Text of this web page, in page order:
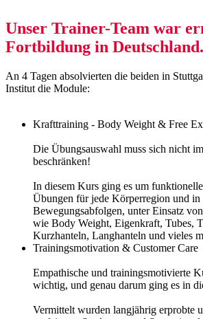
Unser Trainer-Team war
Fortbildung in Deutschland.
An 4 Tagen absolvierten die beiden in
Institut die Module:
Krafttraining - Body Weight & Free
Die Übungsauswahl muss sich nicht
beschränken!
In diesem Kurs ging es um
Übungen für jede Körperregion und in
Bewegungsabfolgen, unter Einsatz
wie Body Weight, Eigenkraft, Tubes,
Kurzhanteln, Langhanteln und vieles
Trainingsmotivation & Customer Care
Empathische und trainingsmotivierte
wichtig, und genau darum ging es in
Vermittelt wurden langjährig erprobte